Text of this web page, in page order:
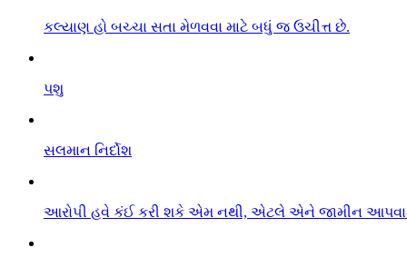
કલ્યાણ હો બચ્ચા સતા મેળવવા માટે બધું જ ઉચીત્ત છે.
પશુ
સલમાન નિર્દોશ
આરો૫ી હવે કંઈ કરી શકે એમ નથી, એટલે એને જામીન